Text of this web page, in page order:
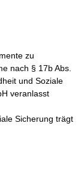
zu
nach § 17b Abs.
und Soziale
veranlasst
Sicherung trägt